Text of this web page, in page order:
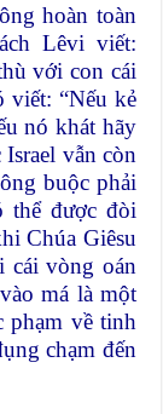
hoàn toàn
Lêvi viết:
với con cái
viết: “Nếu kẻ
nó khát hãy
vẫn còn
buộc phải
thể được đòi
Chúa Giêsu
cái vòng oán
má là một
phạm về tinh
chạm đến